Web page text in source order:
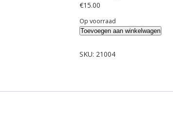
€15.00
Op voorraad
Yang,
The
Mandarin
Toevoegen aan winkelwagen
SKU: 21004